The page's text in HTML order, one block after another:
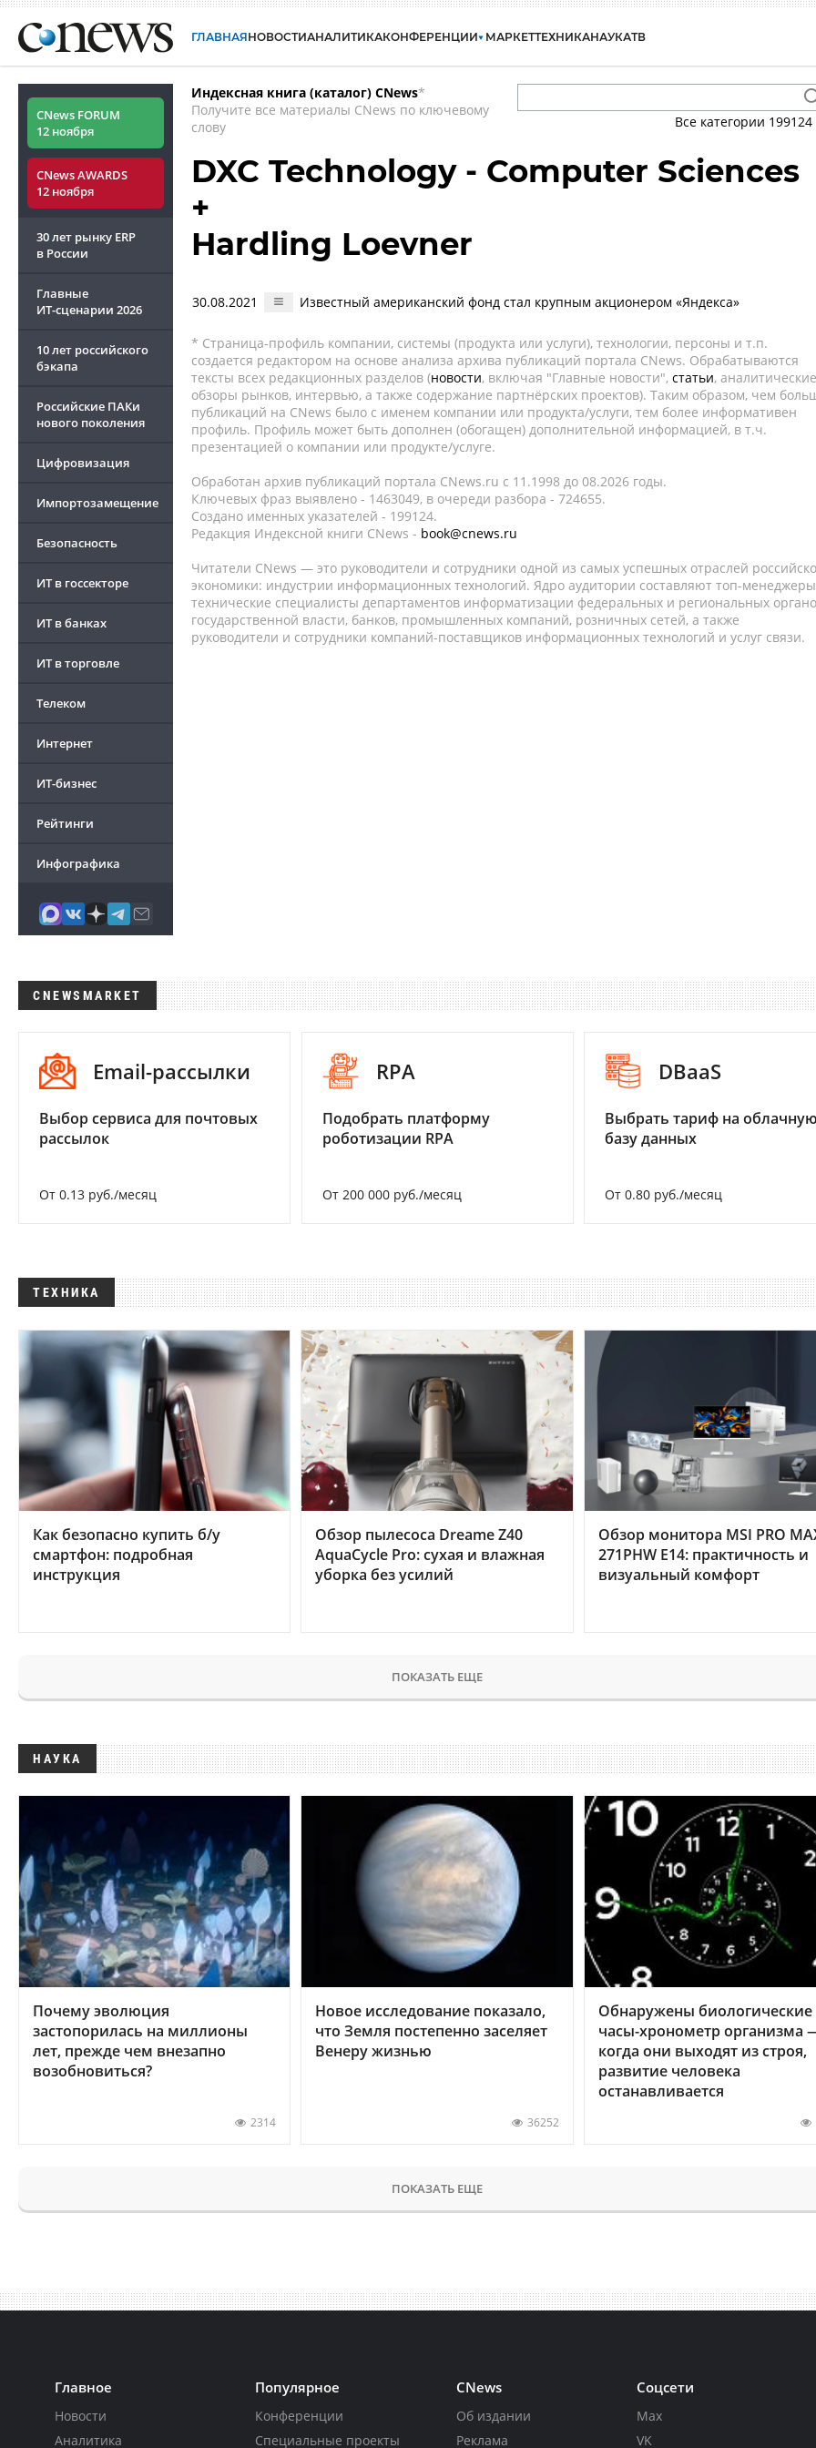
ГЛАВНАЯНОВОСТИАНАЛИТИКАКОНФЕРЕНЦИИ МАРКЕТТЕХНИКАНАУКАТВ
CNews FORUM
12 ноября
CNews AWARDS
12 ноября
30 лет рынку ERP
в России
Главные
ИТ-сценарии 2026
10 лет российского
бэкапа
Российские ПАКи
нового поколения
Цифровизация
Импортозамещение
Безопасность
ИТ в госсекторе
ИТ в банках
ИТ в торговле
Телеком
Интернет
ИТ-бизнес
Рейтинги
Инфографика
Индексная книга (каталог) CNews*
Получите все материалы CNews по ключевому
слову
Все категории 199124
DXC Technology - Computer Sciences
+
Hardling Loevner
30.08.2021 Известный американский фонд стал крупным акционером «Яндекса»
* Страница-профиль компании, системы (продукта или услуги), технологии, персоны и т.п.
создается редактором на основе анализа архива публикаций портала CNews. Обрабатываются
тексты всех редакционных разделов (новости, включая "Главные новости", статьи, аналитические
обзоры рынков, интервью, а также содержание партнёрских проектов). Таким образом, чем
публикаций на CNews было с именем компании или продукта/услуги, тем более информативен
профиль. Профиль может быть дополнен (обогащен) дополнительной информацией, в т.ч.
презентацией о компании или продукте/услуге.
Обработан архив публикаций портала CNews.ru c 11.1998 до 08.2026 годы.
Ключевых фраз выявлено - 1463049, в очереди разбора - 724655.
Создано именных указателей - 199124.
Редакция Индексной книги CNews - book@cnews.ru
Читатели CNews — это руководители и сотрудники одной из самых успешных отраслей
экономики: индустрии информационных технологий. Ядро аудитории составляют топ-
технические специалисты департаментов информатизации федеральных и региональных
государственной власти, банков, промышленных компаний, розничных сетей, а также
руководители и сотрудники компаний-поставщиков информационных технологий и услуг связи.
CNEWSMARKET
Email-рассылки
Выбор сервиса для почтовых
рассылок
От 0.13 руб./месяц
RPA
Подобрать платформу
роботизации RPA
От 200 000 руб./месяц
DBaaS
Выбрать тариф на
базу данных
От 0.80 руб./месяц
ТЕХНИКА
Как безопасно купить б/у
смартфон: подробная
инструкция
Обзор пылесоса Dreame Z40
AquaCycle Pro: сухая и влажная
уборка без усилий
Обзор монитора MSI PRO
271PHW E14: практичность и
визуальный комфорт
ПОКАЗАТЬ ЕЩЕ
НАУКА
Почему эволюция
застопорилась на миллионы
лет, прежде чем внезапно
возобновиться?
2314
Новое исследование показало,
что Земля постепенно заселяет
Венеру жизнью
36252
Обнаружены биологические
часы-хронометр организма
когда они выходят из строя,
развитие человека
останавливается
ПОКАЗАТЬ ЕЩЕ
Главное
Новости
Аналитика
Популярное
Конференции
Специальные проекты
CNews
Об издании
Реклама
Соцсети
Max
VK